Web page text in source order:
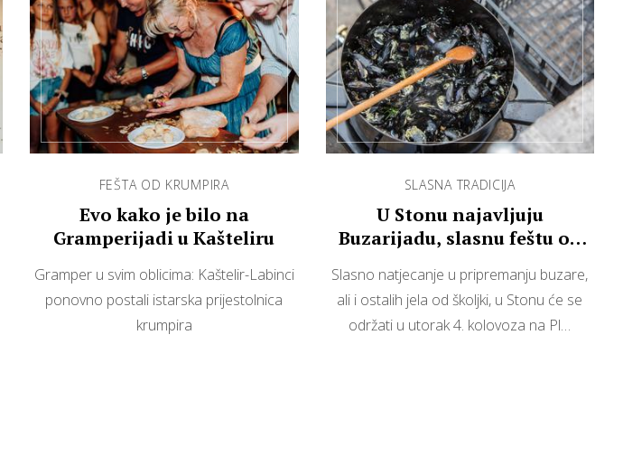
FEŠTA OD KRUMPIRA
Evo kako je bilo na
Gramperijadi u Kašteliru
Gramper u svim oblicima: Kaštelir-Labinci
ponovno postali istarska prijestolnica
krumpira
SLASNA TRADICIJA
U Stonu najavljuju
Buzarijadu, slasnu feštu od
Slasno natjecanje u pripremanju buzare,
ali i ostalih jela od školjki, u Stonu će se
održati u utorak 4. kolovoza na Pl…